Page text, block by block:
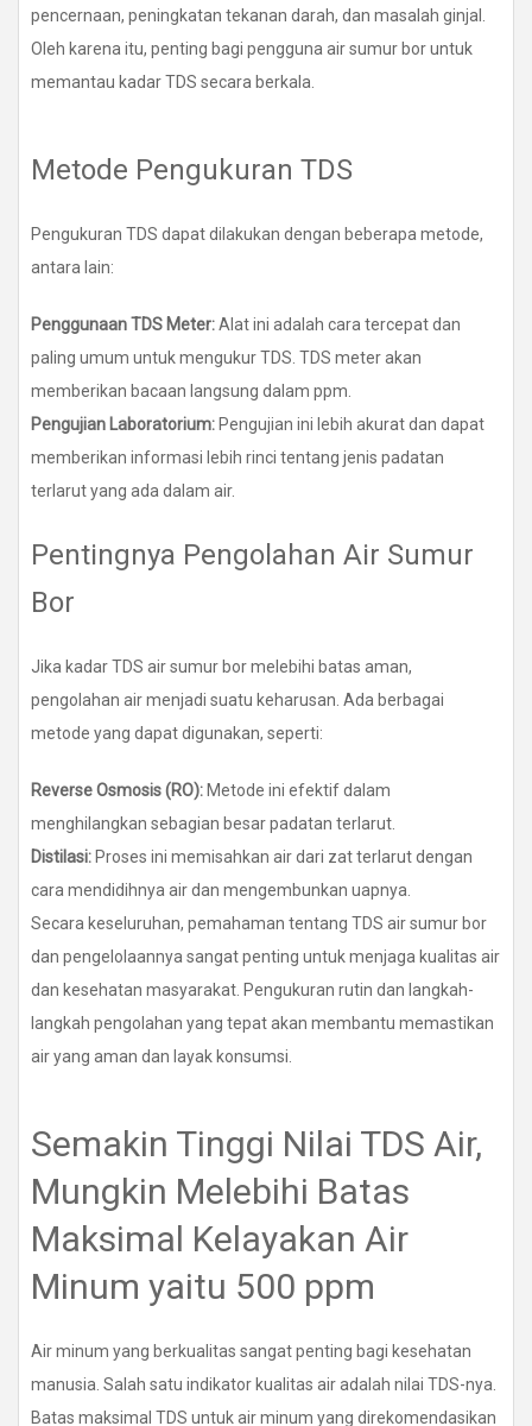
pencernaan, peningkatan tekanan darah, dan masalah ginjal.
Oleh karena itu, penting bagi pengguna air sumur bor untuk
memantau kadar TDS secara berkala.
Metode Pengukuran TDS
Pengukuran TDS dapat dilakukan dengan beberapa metode,
antara lain:
Penggunaan TDS Meter:Alat ini adalah cara tercepat dan
paling umum untuk mengukur TDS. TDS meter akan
memberikan bacaan langsung dalam ppm.
Pengujian Laboratorium: Pengujian ini lebih akurat dan dapat
memberikan informasi lebih rinci tentang jenis padatan
terlarut yang ada dalam air.
Pentingnya Pengolahan Air Sumur
Bor
Jika kadar TDS air sumur bor melebihi batas aman,
pengolahan air menjadi suatu keharusan. Ada berbagai
metode yang dapat digunakan, seperti:
Reverse Osmosis (RO): Metode ini efektif dalam
menghilangkan sebagian besar padatan terlarut.
Distilasi: Proses ini memisahkan air dari zat terlarut dengan
cara mendidihnya air dan mengembunkan uapnya.
Secara keseluruhan, pemahaman tentang TDS air sumur bor
dan pengelolaannya sangat penting untuk menjaga kualitas air
dan kesehatan masyarakat. Pengukuran rutin dan langkah-
langkah pengolahan yang tepat akan membantu memastikan
air yang aman dan layak konsumsi.
Semakin Tinggi Nilai TDS Air,
Mungkin Melebihi Batas
Maksimal Kelayakan Air
Minum yaitu 500 ppm
Air minum yang berkualitas sangat penting bagi kesehatan
manusia. Salah satu indikator kualitas air adalah nilai TDS-nya.
Batas maksimal TDS untuk air minum yang direkomendasikan